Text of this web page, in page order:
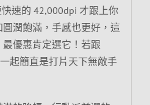
快速的 42,000dpi 才跟上你
潤飽滿，手感也更好，這
優惠肯定選它！若跟
起簡直是打片天下無敵手